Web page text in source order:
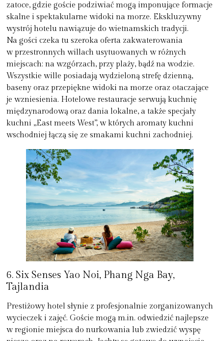
zatoce, gdzie goście podziwiać mogą imponujące formacje
skalne i spektakularne widoki na morze. Ekskluzywny
wystrój hotelu nawiązuje do wietnamskich tradycji.
Na gości czeka tu szeroka oferta zakwaterowania
w przestronnych willach usytuowanych w różnych
miejscach: na wzgórzach, przy plaży, bądź na wodzie.
Wszystkie wille posiadają wydzieloną strefę dzienną,
baseny oraz przepiękne widoki na morze oraz otaczające
je wzniesienia. Hotelowe restauracje serwują kuchnię
międzynarodową oraz dania lokalne, a także specjały
kuchni „East meets West”, w których aromaty kuchni
wschodniej łączą się ze smakami kuchni zachodniej.
6. Six Senses Yao Noi, Phang Nga Bay,
Tajlandia
Prestiżowy hotel słynie z profesjonalnie zorganizowanych
wycieczek i zajęć. Goście mogą m.in. odwiedzić najlepsze
w regionie miejsca do nurkowania lub zwiedzić wyspę